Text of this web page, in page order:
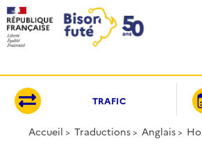
TRAFIC
Accueil Traductions Anglais
Panneau de gestion des cookies